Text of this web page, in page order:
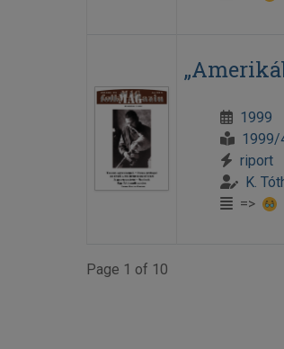
1999
1999/
riport
K.
=>
Page 1 of 10